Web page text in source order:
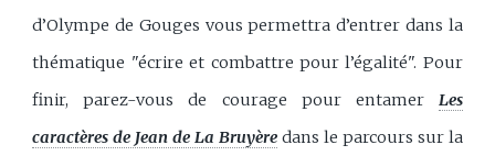
d’Olympe de Gouges vous permettra d’entrer dans la
thématique "écrire et combattre pour l’égalité". Pour
finir, parez-vous de courage pour entamer Les
caractères de Jean de La Bruyère dans le parcours sur la